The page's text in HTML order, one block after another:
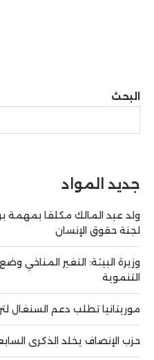
البحث
جديد المواد
ولد عبد المالك مكلفا بمهمة
لجنة حقوق الإنسان
وزيرة البيئة: التغير المناخي
التنموية
موريتانيا تطلب دعم السنغال
حزب الإنصاف يخلد الذكرى